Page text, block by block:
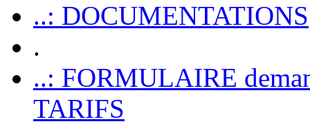
..: DOCUMENTATIONS
.
..: FORMULAIRE
TARIFS